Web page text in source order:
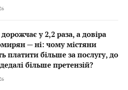
у 2,2 раза, а довіра
— ні: чому містяни
платити більше за послугу, до
більше претензій?